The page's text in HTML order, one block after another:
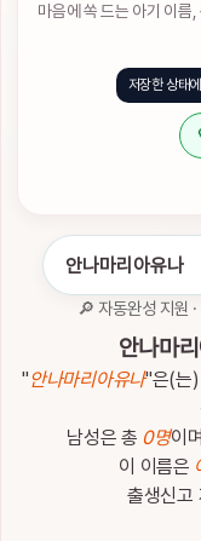
정
세
요.
인
이
마음에 쏙 드는 아기 이름
저장한 상태
🔎 자동완성 지원
안나마
"안나마리아유나"은(는
남성은 총 0명이
이 이름은
출생신고